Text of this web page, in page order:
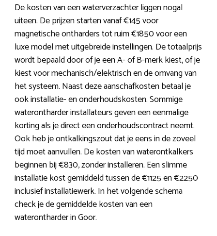
De kosten van een waterverzachter liggen nogal
uiteen. De prijzen starten vanaf €145 voor
magnetische ontharders tot ruim €1850 voor een
luxe model met uitgebreide instellingen. De totaalprijs
wordt bepaald door of je een A- of B-merk kiest, of je
kiest voor mechanisch/elektrisch en de omvang van
het systeem. Naast deze aanschafkosten betaal je
ook installatie- en onderhoudskosten. Sommige
waterontharder installateurs geven een eenmalige
korting als je direct een onderhoudscontract neemt.
Ook heb je ontkalkingszout dat je eens in de zoveel
tijd moet aanvullen. De kosten van waterontkalkers
beginnen bij €830, zonder installeren. Een slimme
installatie kost gemiddeld tussen de €1125 en €2250
inclusief installatiewerk. In het volgende schema
check je de gemiddelde kosten van een
waterontharder in Goor.